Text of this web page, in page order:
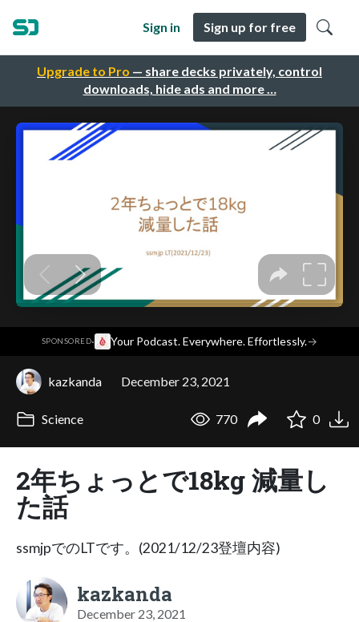
Upgrade to Pro — share decks privately, control
downloads, hide ads and more …
Sign in Sign up for free
SPONSORED· Your Podcast. Everywhere. Effortlessly.→
kazkanda December 23, 2021
Science 770 0
2年ちょっとで18kg 減量し
た話
ssmjpでのLTです。(2021/12/23登壇内容)
kazkanda
December 23, 2021